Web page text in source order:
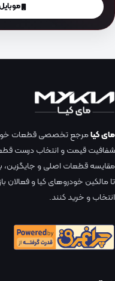
مای کیامرجع تخصصی قطعات
شفافیت قیمت و انتخاب درست
مقایسه قطعات اصلی و جایگزین،
تا مالکین خودروهای کیا و فعالان
انتخاب و خرید کنند.